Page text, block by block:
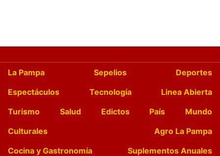
La Pampa Sepelios
Deportes
Espectáculos
Tecnología
Linea Abierta
Turismo
Salud Edictos País
Mundo
Culturales
Agro La Pampa
Cocina y Gastronomía
Suplementos Anuales